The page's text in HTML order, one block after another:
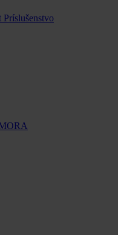
Príslušenstvo